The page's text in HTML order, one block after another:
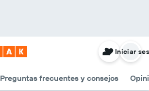
Preguntas frecuentes y consejos
Iniciar